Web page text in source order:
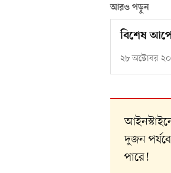
আরও পড়ুন
বিশেষ
২৮ অক্টোবর
দুজন
পারে!